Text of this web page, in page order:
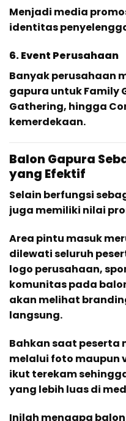
Menjadi media
identitas
6. Event Perusahaan
Banyak perusahaan
gapura untuk Family
Gathering, hingga
kemerdekaan.
Balon Gapura
yang Efektif
Selain berfungsi
juga memiliki nilai
Area pintu masuk
dilewati seluruh
logo perusahaan,
komunitas pada
akan melihat
langsung.
Bahkan saat peserta
melalui foto maupun
ikut terekam
yang lebih luas di
Inilah mengapa